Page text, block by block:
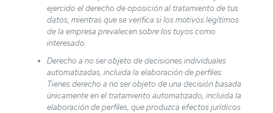
ejercido el derecho de oposición al tratamiento de tus
datos, mientras que se verifica si los motivos legítimos
de la empresa prevalecen sobre los tuyos como
interesado.
Derecho a no ser objeto de decisiones individuales
automatizadas, incluida la elaboración de perfiles:
Tienes derecho a no ser objeto de una decisión basada
únicamente en el tratamiento automatizado, incluida la
elaboración de perfiles, que produzca efectos jurídicos